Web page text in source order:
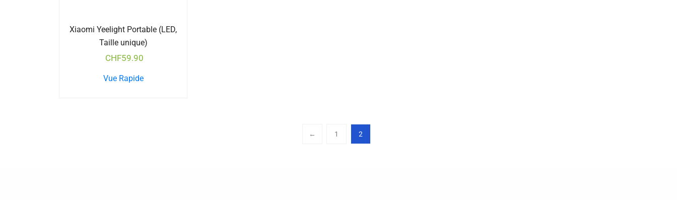
Xiaomi Yeelight Portable (LED,
Taille unique)
CHF59.90
Vue Rapide
← 1 2